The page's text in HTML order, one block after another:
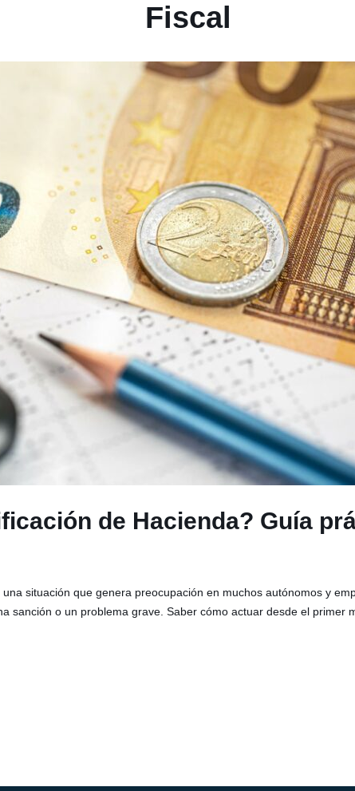
Fiscal
de Hacienda? Guía
situación que genera preocupación en muchos autónomos y
sanción o un problema grave. Saber cómo actuar desde el primer